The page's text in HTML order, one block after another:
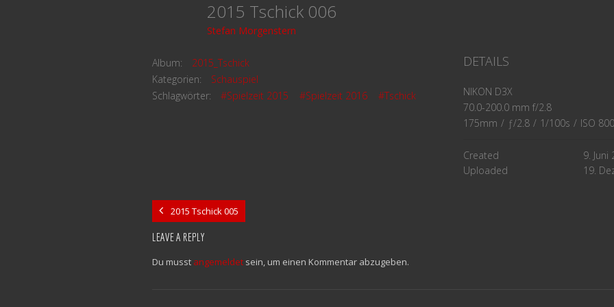
2015 Tschick 006
Stefan Morgenstern
Album:
2015_Tschick
Kategorien:
Schauspiel
Schlagwörter:
#Spielzeit 2015 #Spielzeit 2016 #Tschick
DETAILS
NIKON D3X
70.0-200.0 mm f/2.8
175mm / ƒ/2.8 / 1/100s / ISO 800
Created
9. Juni
Uploaded
19.
2015 Tschick 005
LEAVE A REPLY
Du musst angemeldet sein, um einen Kommentar abzugeben.